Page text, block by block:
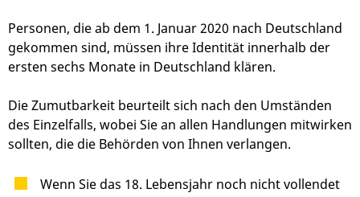
Personen, die ab dem 1. Januar 2020 nach Deutschland
gekommen sind, müssen ihre Identität innerhalb der
ersten sechs Monate in Deutschland klären.
Die Zumutbarkeit beurteilt sich nach den Umständen
des Einzelfalls, wobei Sie an allen Handlungen mitwirken
sollten, die die Behörden von Ihnen verlangen.
Wenn Sie das 18. Lebensjahr noch nicht vollendet